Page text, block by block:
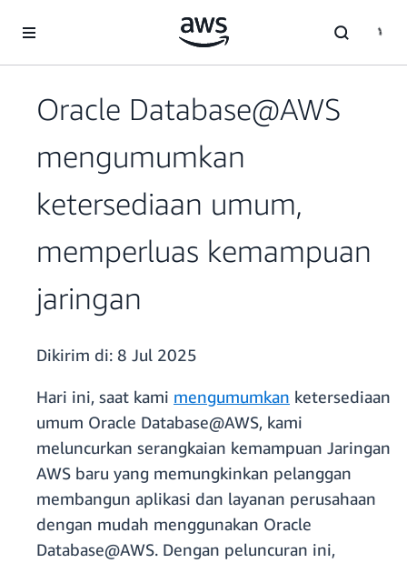
Oracle Database@AWS
mengumumkan
ketersediaan umum,
memperluas kemampuan
jaringan
Dikirim di: 8 Jul 2025
Hari ini, saat kami mengumumkan ketersediaan
umum Oracle Database@AWS, kami
meluncurkan serangkaian kemampuan Jaringan
AWS baru yang memungkinkan pelanggan
membangun aplikasi dan layanan perusahaan
dengan mudah menggunakan Oracle
Database@AWS. Dengan peluncuran ini,